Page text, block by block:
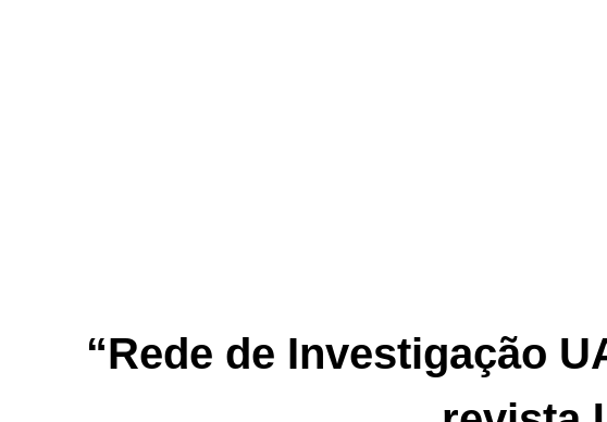
“Rede de Investigação